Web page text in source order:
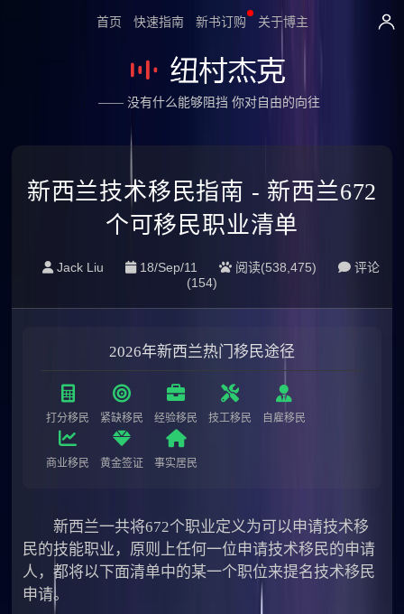
首页 快速指南 新书订购 关于博主
—— 没有什么能够阻挡 你对自由的向往
新西兰技术移民指南 - 新西兰672
个可移民职业清单
Jack Liu 18/Sep/11 阅读(538,475)
评论
(154)
2026年新西兰热门移民途径
打分移民 紧缺移民 经验移民 技工移民 自雇移民
商业移民 黄金签证 事实居民
新西兰一共将672个职业定义为可以申请技术移
民的技能职业，原则上任何一位申请技术移民的申请
人，都将以下面清单中的某一个职位来提名技术移民
申请。